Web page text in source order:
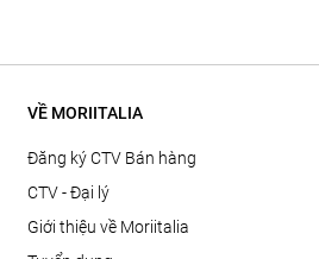
VỀ MORIITALIA
Đăng ký CTV Bán hàng
CTV - Đại lý
Giới thiệu về Moriitalia